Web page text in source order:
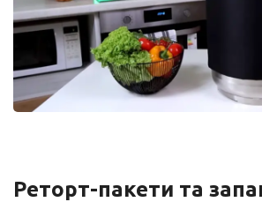
Реторт-пакети та